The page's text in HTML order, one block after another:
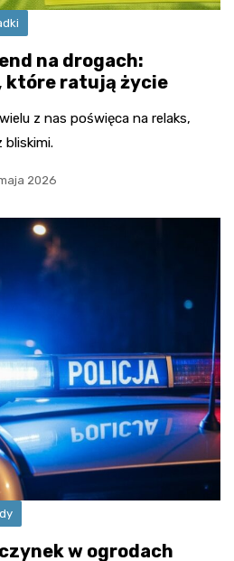
na drogach:
które ratują życie
z nas poświęca na relaks,
bliskimi.
2026
w ogrodach